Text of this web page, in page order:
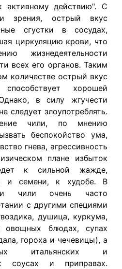
активному действию". С
зрения, острый вкус
сгустки в сосудах,
циркуляцию крови, что
жизнедеятельности
всех его органов. Таким
количестве острый вкус
хорошей
в силу жгучести
следует злоупотреблять.
чили, по мнению
беспокойство ума,
гнева, агрессивность
плане избыток
к сильной жажде,
и семени, к худобе. В
чили очень часто
с другими специями
душица, куркума,
блюдах, супах
гороха и чечевицы), а
итальянских и
соусах и приправах.